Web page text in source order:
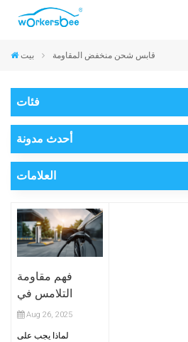
بيت قابس شحن منخفض المقاومة
فئات
أحدث مدونة
العلامات
فهم مقاومة
التلامس في
موصلات السيارات
Aug 26, 2025
لماذا يجب على